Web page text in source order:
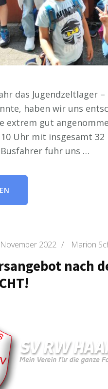
das Jugendzeltlager
haben wir uns
extrem gut
10 Uhr mit insgesamt
fuhr uns …
2022 / Marion
nach